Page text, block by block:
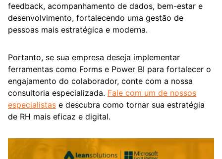
feedback, acompanhamento de dados, bem-estar e
desenvolvimento, fortalecendo uma gestão de
pessoas mais estratégica e moderna.
Portanto, se sua empresa deseja implementar
ferramentas como Forms e Power BI para fortalecer o
engajamento do colaborador, conte com a nossa
consultoria especializada. Fale com um de nossos
especialistas e descubra como tornar sua estratégia
de RH mais eficaz e digital.